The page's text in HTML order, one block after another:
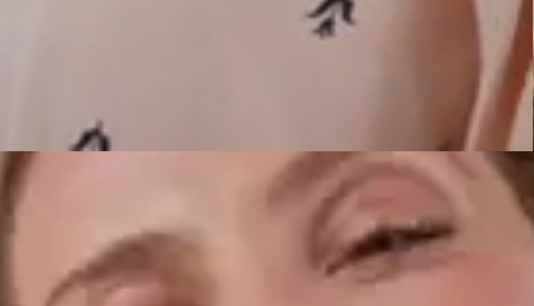
Parcele no cartão de crédito com parcela mínima de R$30
Pague com PIX e garanta desconto extra em seu pedido